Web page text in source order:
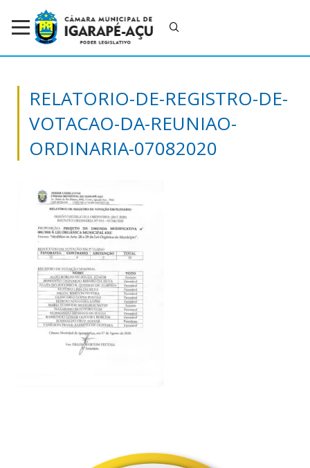
RELATORIO-DE-REGISTRO-DE-
VOTACAO-DA-REUNIAO-
ORDINARIA-07082020